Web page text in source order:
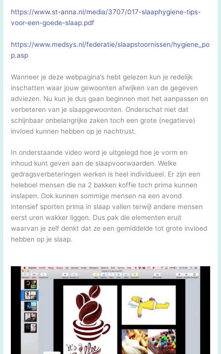
https://www.st-anna.nl/media/3707/017-slaaphygiene-tips-
voor-een-goede-slaap.pdf
https://www.medsys.nl/federatie/slaapstoornissen/hygiene_po
p.asp
Wanneer je deze webpagina’s hebt gelezen kun je redelijk
inschatten waar jouw gewoonten afwijken van de gegeven
adviezen. Nu kun je dus gaan beginnen met het aanpassen en
verbeteren van je slaapgewoonten. Onderschat niet dat
schijnbaar onbelangrijke zaken toch een grote (negatieve)
invloed kunnen hebben op je nachtrust.
In onderstaande video word je uitgelegd hoe je vorm en
inhoud kunt geven aan de slaapvoorwaarden. Welke
gedragsverbeteringen werken is heel individueel. Er zijn een
heleboel mensen die na 2 bakken koffie toch prima kunnen
inslapen. Ook kunnen sommige mensen na een avond
intensief sporten prima in slaap vallen terwijl andere mensen
eerst uren wakker liggen. Dus pak die elementen eruit
waarvan je zelf denkt dat ze een gemiddelde tot grote invloed
hebben op je slaap.